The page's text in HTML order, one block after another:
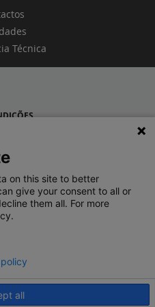
Técnica
MUNDO
on this site to better
give your consent to all or
them all. For more
all